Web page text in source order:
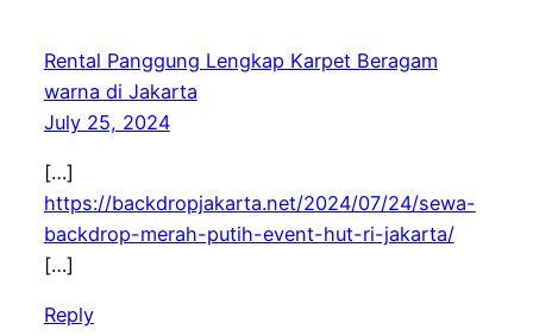
Rental Panggung Lengkap Karpet Beragam
warna di Jakarta
July 25, 2024
[…]
https://backdropjakarta.net/2024/07/24/sewa-
backdrop-merah-putih-event-hut-ri-jakarta/
[…]
Reply